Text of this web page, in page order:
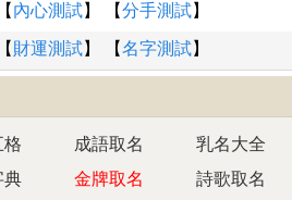
內心測試】 【分手測試】
財運測試】 【名字測試】
格 成語取名
乳名大全
典 金牌取名
詩歌取名